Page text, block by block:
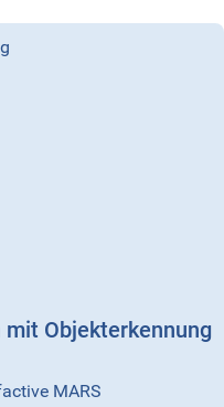
mit Objekterkennung